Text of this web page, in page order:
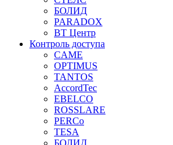
БОЛИД
PARADOX
ВТ Центр
Контроль доступа
CAME
OPTIMUS
TANTOS
AccordTec
EBELCO
ROSSLARE
PERCo
TESA
БОЛИД